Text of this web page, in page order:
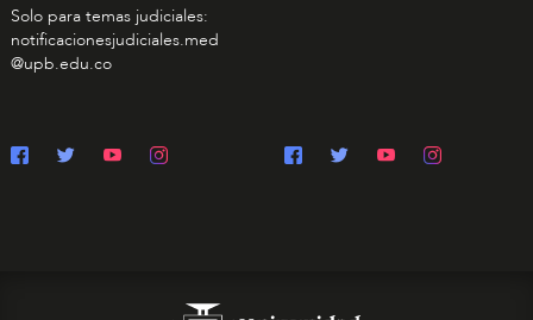
Solo para temas judiciales:
notificacionesjudiciales.med
@upb.edu.co